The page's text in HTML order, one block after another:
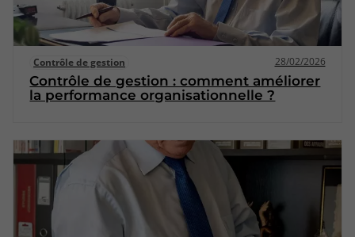
Contrôle de gestion 28/02/2026
Contrôle de gestion : comment améliorer
la performance organisationnelle ?